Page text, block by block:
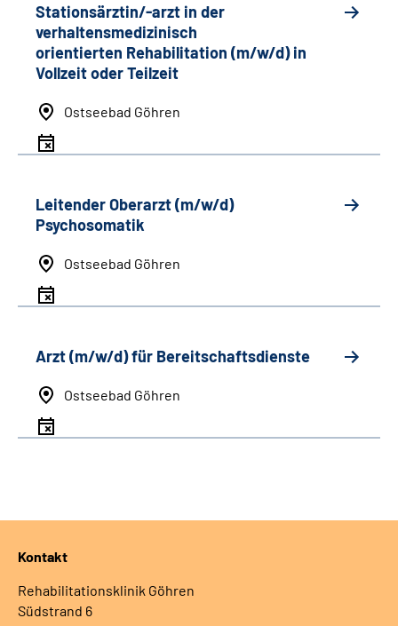
Stationsärztin/-arzt in der
verhaltensmedizinisch
orientierten Rehabilitation (m/w/d) in
Vollzeit oder Teilzeit
Ostseebad Göhren
Leitender Oberarzt (m/w/d)
Psychosomatik
Ostseebad Göhren
Arzt (m/w/d) für Bereitschaftsdienste
Ostseebad Göhren
Kontakt
Rehabilitationsklinik Göhren
Südstrand 6